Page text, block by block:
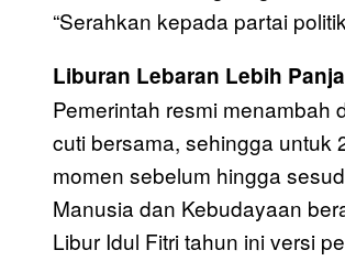
“Serahkan kepada partai
Liburan Lebaran Lebih
Pemerintah resmi menambah
cuti bersama, sehingga untuk
momen sebelum hingga
Manusia dan Kebudayaan
Libur Idul Fitri tahun ini versi